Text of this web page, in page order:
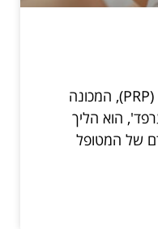
טיפול פנים עשיר בטסיות דם (PRP), המכונה
הוא הליך
של המטופל